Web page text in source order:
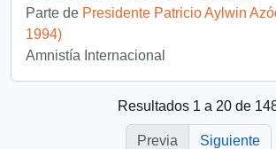
Parte de Presidente Patricio Aylwin
1994)
Amnistía Internacional
Resultados 1 a 20 de
Previa Siguiente